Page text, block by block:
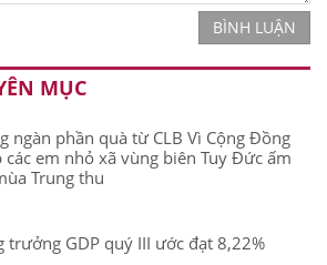
BÌNH LUẬN
MỤC
ngàn phần quà từ CLB Vì Cộng Đồng
các em nhỏ xã vùng biên Tuy Đức ấm
Trung thu
trưởng GDP quý III ước đạt 8,22%